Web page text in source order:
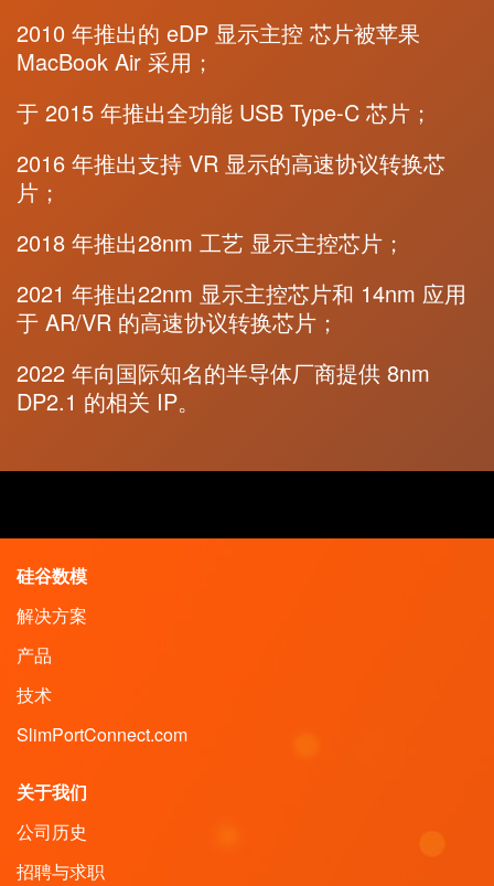
2010 年推出的 eDP 显示主控 芯片被苹果
MacBook Air 采用；
于 2015 年推出全功能 USB Type-C 芯片；
2016 年推出支持 VR 显示的高速协议转换芯
片；
2018 年推出28nm 工艺 显示主控芯片；
2021 年推出22nm 显示主控芯片和 14nm 应用
于 AR/VR 的高速协议转换芯片；
2022 年向国际知名的半导体厂商提供 8nm
DP2.1 的相关 IP。
硅谷数模
解决方案
产品
技术
SlimPortConnect.com
关于我们
公司历史
招聘与求职